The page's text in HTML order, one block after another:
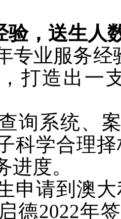
验，送生人
专业服务
打造出一
询系统、
科学合理
进度。
申请到澳
德2022年